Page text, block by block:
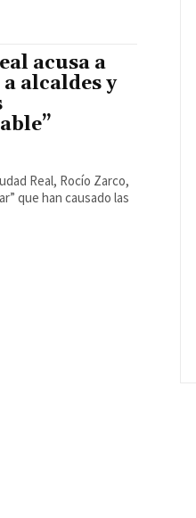
acusa a
a alcaldes y
Real, Rocío Zarco,
que han causado las